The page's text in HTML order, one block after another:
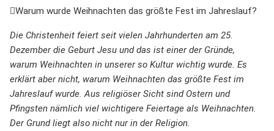
Warum wurde Weihnachten das größte Fest im Jahreslauf?
Die Christenheit feiert seit vielen Jahrhunderten am 25.
Dezember die Geburt Jesu und das ist einer der Gründe,
warum Weihnachten in unserer so Kultur wichtig wurde. Es
erklärt aber nicht, warum Weihnachten das größte Fest im
Jahreslauf wurde. Aus religiöser Sicht sind Ostern und
Pfingsten nämlich viel wichtigere Feiertage als Weihnachten.
Der Grund liegt also nicht nur in der Religion.